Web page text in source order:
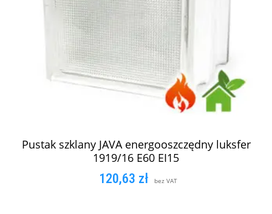
Pustak szklany JAVA energooszczędny luksfer
1919/16 E60 EI15
120,63 zł bez VAT